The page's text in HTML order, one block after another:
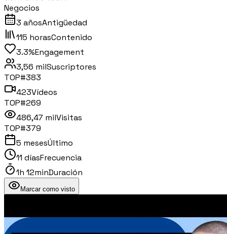
Negocios
3 añosAntigüedad
115 horasContenido
3.3%Engagement
3,56 milSuscriptores
TOP#383
423Vídeos
TOP#269
486,47 milVisitas
TOP#379
5 mesesÚltimo
11 díasFrecuencia
1h 12minDuración
Marcar como visto